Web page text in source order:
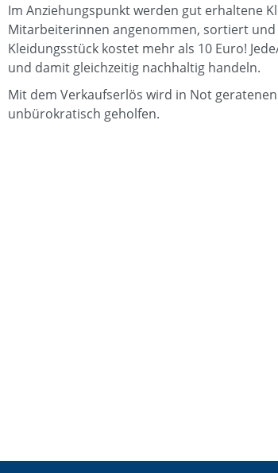
Im Anziehungspunkt werden gut erhaltene
Mitarbeiterinnen angenommen, sortiert und
Kleidungsstück kostet mehr als 10 Euro!
und damit gleichzeitig nachhaltig handeln.
Mit dem Verkaufserlös wird in Not
unbürokratisch geholfen.